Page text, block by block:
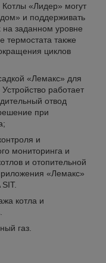
Котлы «Лидер» могут
и поддерживать
заданном уровне
термостата также
циклов
«Лемакс» для
работает
отвод
при
и
мониторинга и
и отопительной
«Лемакс»
котла и
газ.